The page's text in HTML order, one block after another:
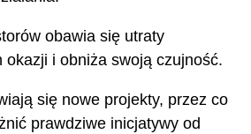
obawia się utraty
okazji i obniża swoją czujność.
się nowe projekty, przez co
prawdziwe inicjatywy od